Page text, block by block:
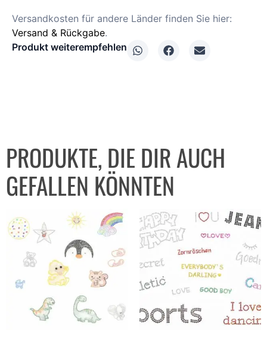
Versandkosten für andere Länder finden Sie hier:
Versand & Rückgabe.
Produkt weiterempfehlen
PRODUKTE, DIE DIR AUCH
GEFALLEN KÖNNTEN